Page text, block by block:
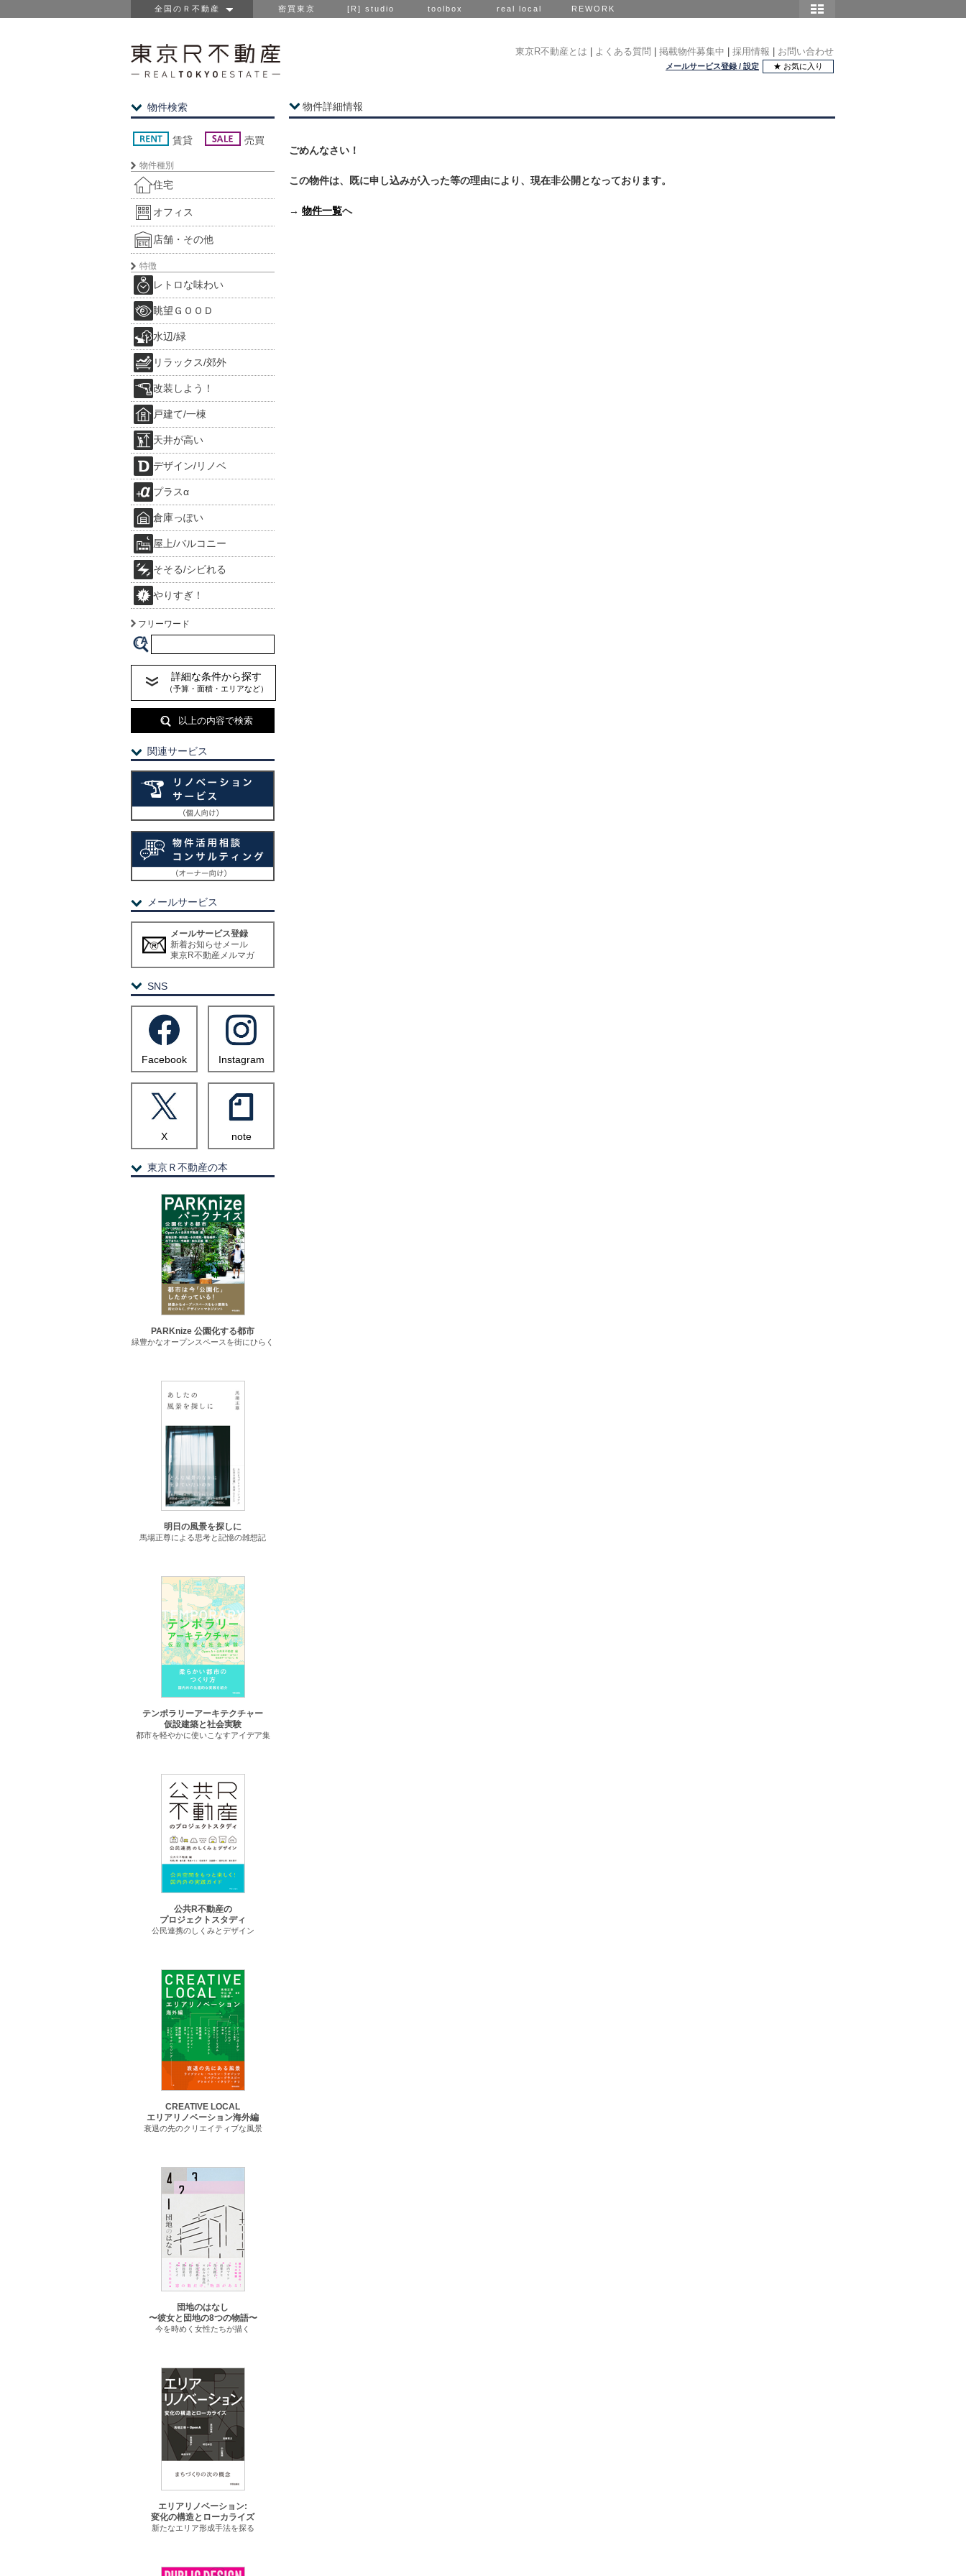
全国のＲ不動産 密買東京 [R] studio toolbox real local REWORK
東京R不動産とは よくある質問 掲載物件募集中 採用情報 お問い合わせ
メールサービス登録 / 設定 ★ お気に入り
物件詳細情報
ごめんなさい！
この物件は、既に申し込みが入った等の理由により、現在非公開となっております。
→ 物件一覧へ
物件検索
賃貸 売買
物件種別
住宅
オフィス
店舗・その他
特徴
レトロな味わい
眺望ＧＯＯＤ
水辺/緑
リラックス/郊外
改装しよう！
戸建て/一棟
天井が高い
デザイン/リノベ
プラスα
倉庫っぽい
屋上/バルコニー
そそる/シビれる
やりすぎ！
フリーワード
詳細な条件から探す
（予算・面積・エリアなど）
以上の内容で検索
関連サービス
メールサービス
メールサービス登録
新着お知らせメール
東京R不動産メルマガ
SNS
Facebook Instagram
X note
東京Ｒ不動産の本
PARKnize 公園化する都市
緑豊かなオープンスペースを街にひらく
明日の風景を探しに
馬場正尊による思考と記憶の雑想記
テンポラリーアーキテクチャー
仮設建築と社会実験
都市を軽やかに使いこなすアイデア集
公共R不動産の
プロジェクトスタディ
公民連携のしくみとデザイン
CREATIVE LOCAL
エリアリノベーション海外編
衰退の先のクリエイティブな風景
団地のはなし
〜彼女と団地の8つの物語〜
今を時めく女性たちが描く
エリアリノベーション:
変化の構造とローカライズ
新たなエリア形成手法を探る